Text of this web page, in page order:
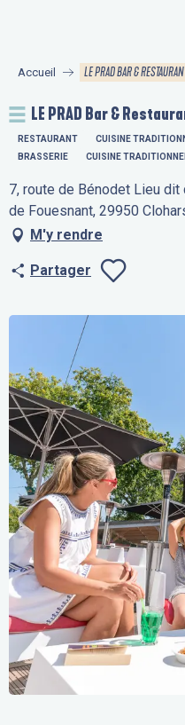
principal
Accueil LE PRAD BAR &
LE PRAD Bar &
RESTAURANT CUISINE
BRASSERIE
CUISINE
7, route de Bénodet Lieu dit
de Fouesnant, 29950
M'y rendre
Partager